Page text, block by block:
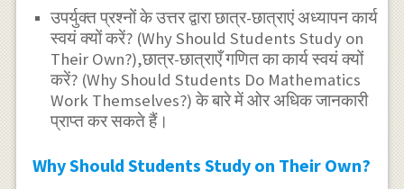
उपर्युक्त प्रश्नों के उत्तर द्वारा छात्र-छात्राएं अध्यापन कार्य
स्वयं क्यों करें? (Why Should Students Study on
Their Own?),छात्र-छात्राएँ गणित का कार्य स्वयं क्यों
करें? (Why Should Students Do Mathematics
Work Themselves?) के बारे में ओर अधिक जानकारी
प्राप्त कर सकते हैं।
Why Should Students Study on Their Own?